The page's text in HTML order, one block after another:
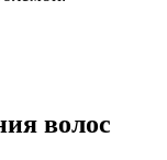
волос